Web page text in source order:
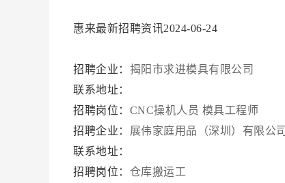
惠来最新招聘资讯2024-06-24
招聘企业： 揭阳市求进模具有限公司
联系地址：
招聘岗位： CNC操机人员 模具工程师
招聘企业： 展伟家庭用品（深圳）有限公司
联系地址：
招聘岗位： 仓库搬运工